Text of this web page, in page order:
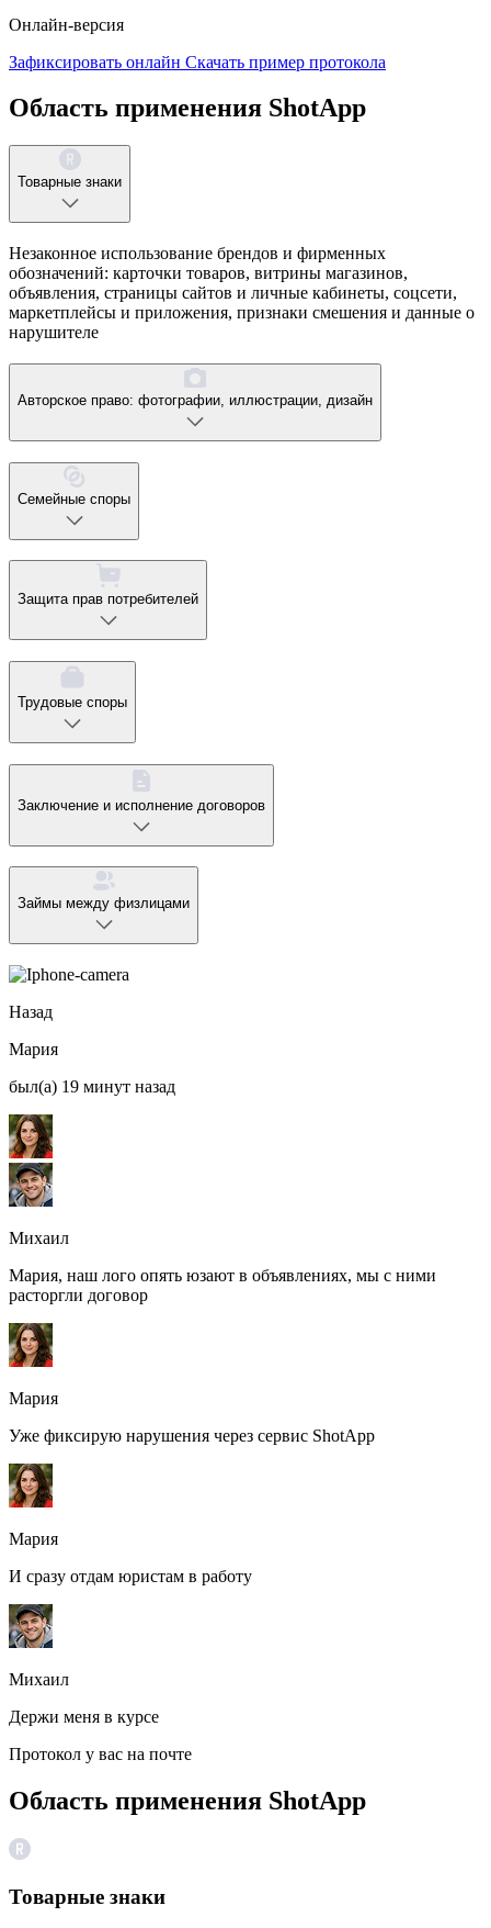
Онлайн-версия
Зафиксировать онлайн Скачать пример протокола
Область применения ShotApp
Товарные знаки
Незаконное использование брендов и фирменных
обозначений: карточки товаров, витрины магазинов,
объявления, страницы сайтов и личные кабинеты, соцсети,
маркетплейсы и приложения, признаки смешения и данные о
нарушителе
Авторское право: фотографии, иллюстрации, дизайн
Семейные споры
Защита прав потребителей
Трудовые споры
Заключение и исполнение договоров
Займы между физлицами
Назад
Мария
был(а) 19 минут назад
Михаил
Мария, наш лого опять юзают в объявлениях, мы с ними
расторгли договор
Мария
Уже фиксирую нарушения через сервис ShotApp
Мария
И сразу отдам юристам в работу
Михаил
Держи меня в курсе
Протокол у вас на почте
Область применения ShotApp
Товарные знаки